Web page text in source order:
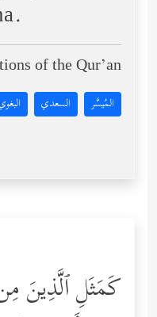
of the Qur’an:
المُيسَّر السعدي
كَمَثَلِ ٱلَّذِینَ مِن